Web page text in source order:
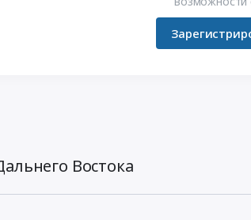
Востока